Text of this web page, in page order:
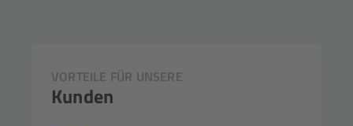
VORTEILE FÜR UNSERE
Kunden